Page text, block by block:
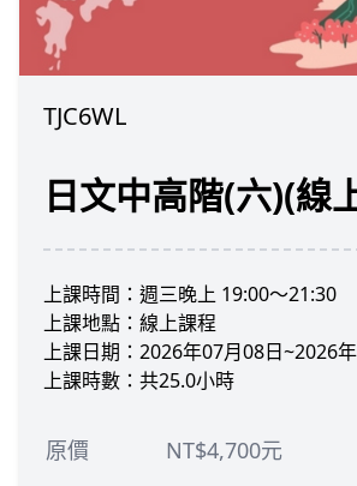
TJC6WL
日文中高階(六)(線
上課時間：週三晚上 19:00～21:30
上課地點：線上課程
上課日期：2026年07月08日~2026
上課時數：共25.0小時
原價 NT$4,700元